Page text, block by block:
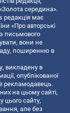
середина».
редакція має
«Про авторські
письмового
вони не
поширенню в
викладену в
опублікованої
рекламодавець.
на цьому сайті,
цього сайту,
але без